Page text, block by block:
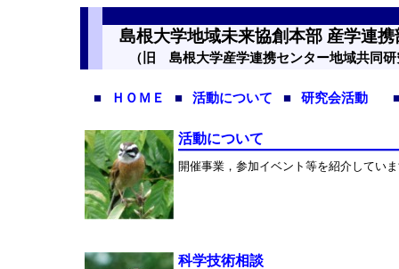
島根大学地域未来協創本部 産学連
（旧 島根大学産学連携センター地域共同
■ ＨＯＭＥ ■ 活動について ■ 研究会活動
活動について
開催事業，参加イベント等を紹介してい
科学技術相談